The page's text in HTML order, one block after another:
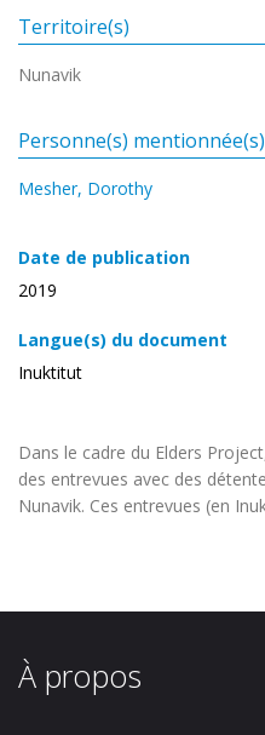
Territoire(s)
Nunavik
Personne(s) mentionnée(s)
Mesher, Dorothy
Date de publication
2019
Langue(s) du document
Inuktitut
Dans le cadre du Elders Project
des entrevues avec des
Nunavik. Ces entrevues (en
À propos